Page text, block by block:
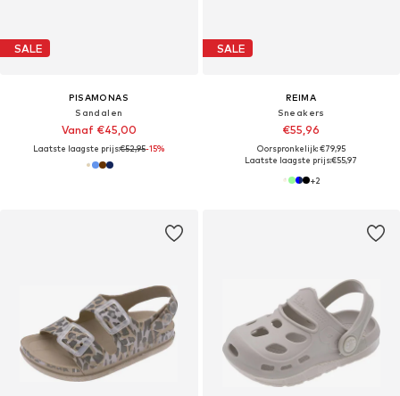
SALE
PISAMONAS
Sandalen
Vanaf €45,00
Laatste laagste prijs:€52,95-15%
SALE
REIMA
Sneakers
€55,96
Oorspronkelijk: €79,95
Laatste laagste prijs:€55,97
+2